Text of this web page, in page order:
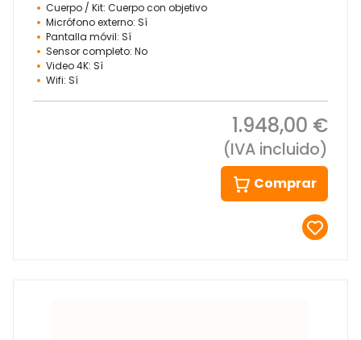
Cuerpo / Kit: Cuerpo con objetivo
Micrófono externo: Sí
Pantalla móvil: Sí
Sensor completo: No
Video 4K: Sí
Wifi: Sí
1.948,00 €
(IVA incluido)
Comprar